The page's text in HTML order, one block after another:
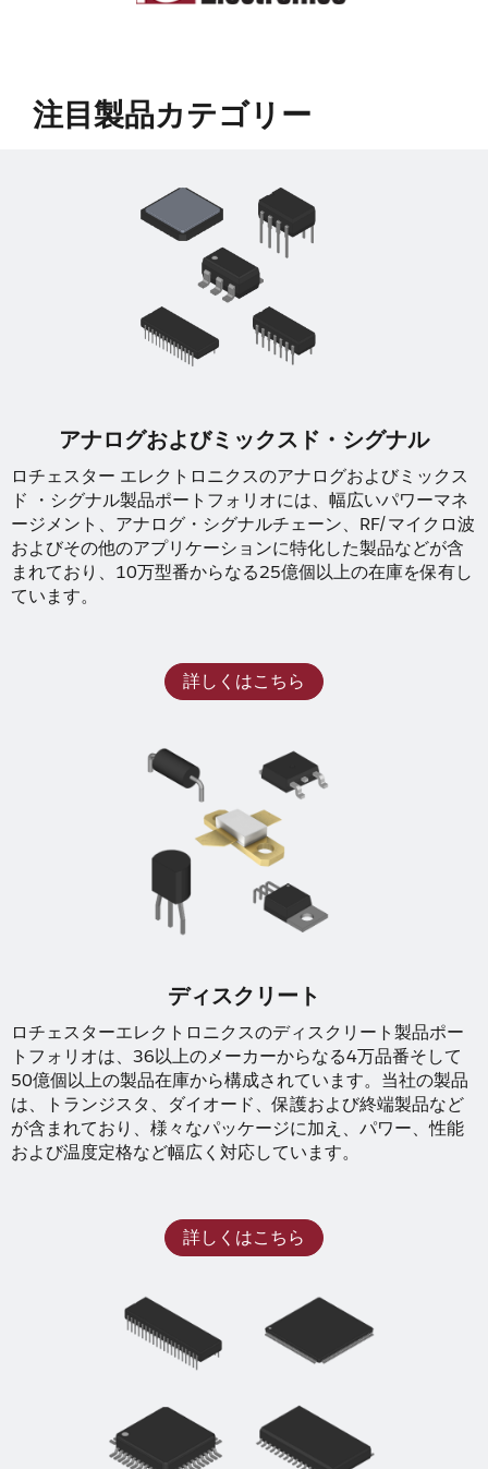
﻿注目製品カテゴリー
アナログおよびミックスド・シグナル
ロチェスター エレクトロニクスのアナログおよびミックス
ド ・シグナル製品ポートフォリオには、幅広いパワーマネ
ージメント、アナログ・シグナルチェーン、RF/マイクロ波
およびその他のアプリケーションに特化した製品などが含
まれており、10万型番からなる25億個以上の在庫を保有し
ています。
詳しくはこちら
ディスクリート
ロチェスターエレクトロニクスのディスクリート製品ポー
トフォリオは、36以上のメーカーからなる4万品番そして
50億個以上の製品在庫から構成されています。当社の製品
は、トランジスタ、ダイオード、保護および終端製品など
が含まれており、様々なパッケージに加え、パワー、性能
および温度定格など幅広く対応しています。
詳しくはこちら